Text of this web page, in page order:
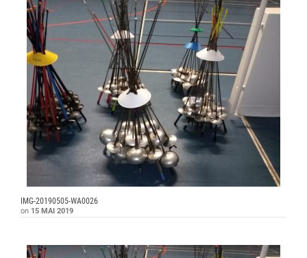
IMG-20190505-WA0026
on 15 MAI 2019